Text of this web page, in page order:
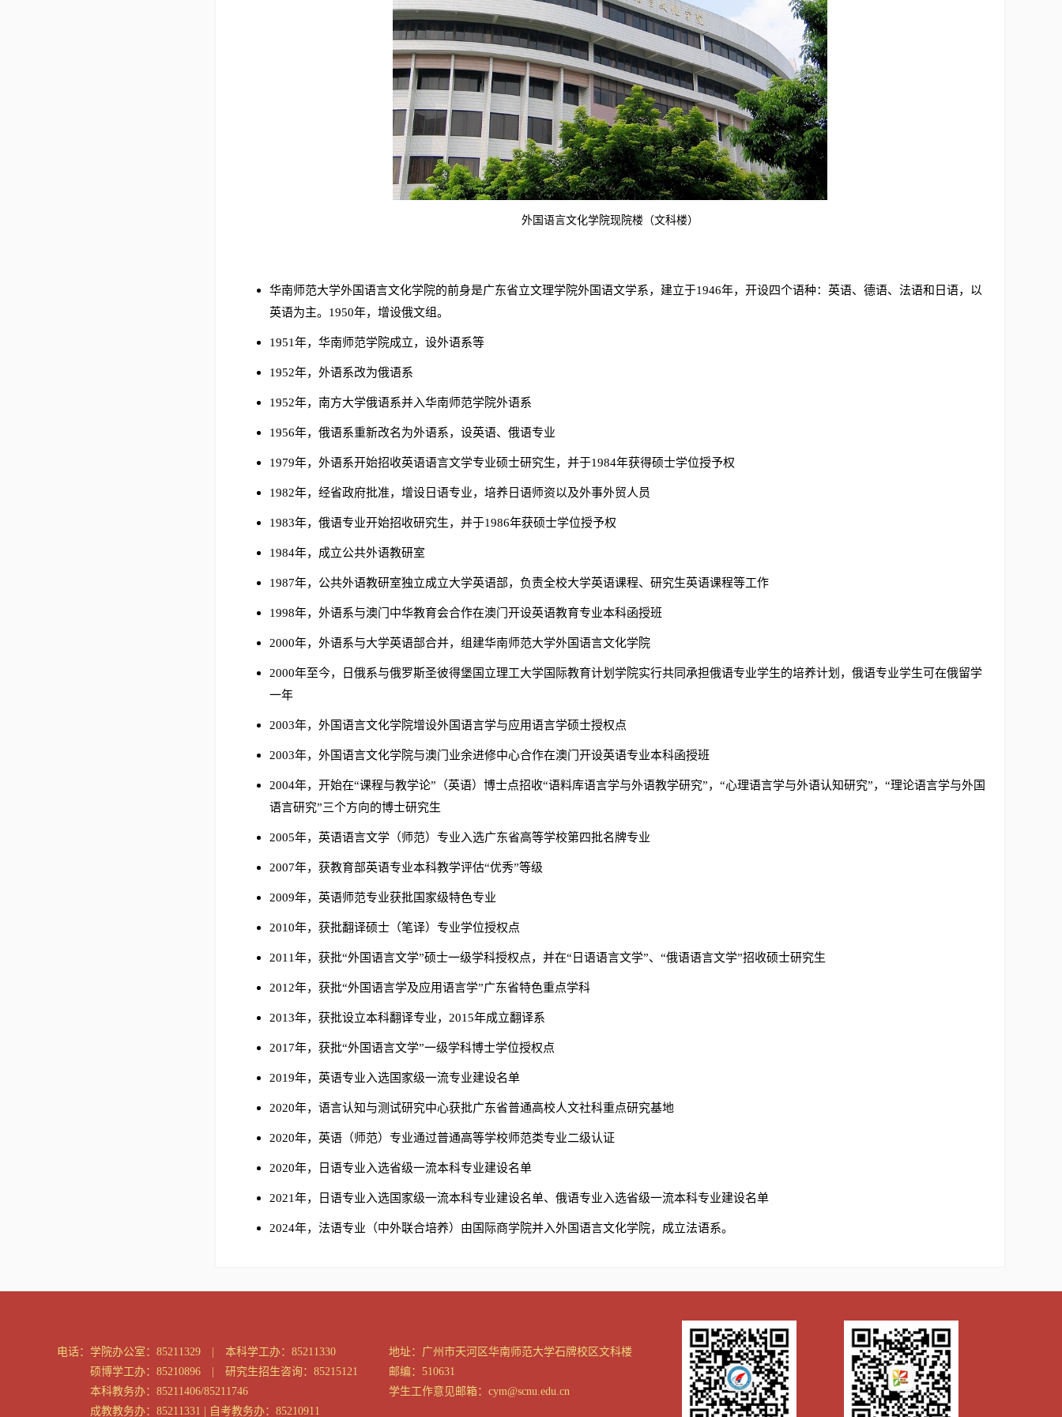
外国语言文化学院现院楼（文科楼）
华南师范大学外国语言文化学院的前身是广东省立文理学院外国语文学系，建立于1946年，开设四个语种：英语、德语、法语和日语，以
英语为主。1950年，增设俄文组。
1951年，华南师范学院成立，设外语系等
1952年，外语系改为俄语系
1952年，南方大学俄语系并入华南师范学院外语系
1956年，俄语系重新改名为外语系，设英语、俄语专业
1979年，外语系开始招收英语语言文学专业硕士研究生，并于1984年获得硕士学位授予权
1982年，经省政府批准，增设日语专业，培养日语师资以及外事外贸人员
1983年，俄语专业开始招收研究生，并于1986年获硕士学位授予权
1984年，成立公共外语教研室
1987年，公共外语教研室独立成立大学英语部，负责全校大学英语课程、研究生英语课程等工作
1998年，外语系与澳门中华教育会合作在澳门开设英语教育专业本科函授班
2000年，外语系与大学英语部合并，组建华南师范大学外国语言文化学院
2000年至今，日俄系与俄罗斯圣彼得堡国立理工大学国际教育计划学院实行共同承担俄语专业学生的培养计划，俄语专业学生可在俄留学
一年
2003年，外国语言文化学院增设外国语言学与应用语言学硕士授权点
2003年，外国语言文化学院与澳门业余进修中心合作在澳门开设英语专业本科函授班
2004年，开始在“课程与教学论”（英语）博士点招收“语料库语言学与外语教学研究”，“心理语言学与外语认知研究”，“理论语言学与外国
语言研究”三个方向的博士研究生
2005年，英语语言文学（师范）专业入选广东省高等学校第四批名牌专业
2007年，获教育部英语专业本科教学评估“优秀”等级
2009年，英语师范专业获批国家级特色专业
2010年，获批翻译硕士（笔译）专业学位授权点
2011年，获批“外国语言文学”硕士一级学科授权点，并在“日语语言文学”、“俄语语言文学”招收硕士研究生
2012年，获批“外国语言学及应用语言学”广东省特色重点学科
2013年，获批设立本科翻译专业，2015年成立翻译系
2017年，获批“外国语言文学”一级学科博士学位授权点
2019年，英语专业入选国家级一流专业建设名单
2020年，语言认知与测试研究中心获批广东省普通高校人文社科重点研究基地
2020年，英语（师范）专业通过普通高等学校师范类专业二级认证
2020年，日语专业入选省级一流本科专业建设名单
2021年，日语专业入选国家级一流本科专业建设名单、俄语专业入选省级一流本科专业建设名单
2024年，法语专业（中外联合培养）由国际商学院并入外国语言文化学院，成立法语系。
电话： 学院办公室：85211329 | 本科学工办：85211330
硕博学工办：85210896 | 研究生招生咨询：85215121
本科教务办：85211406/85211746
成教教务办：85211331 | 自考教务办：85210911
地址：广州市天河区华南师范大学石牌校区文科楼
邮编：510631
学生工作意见邮箱：cym@scnu.edu.cn